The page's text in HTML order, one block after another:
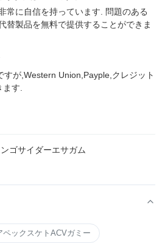
常に自信を持っています. 問題のある
替製品を無料で提供することができま
すが,Western Union,Payple,クレジット
す.
ゴサイダーエサガム
ペックスケトACVガミー